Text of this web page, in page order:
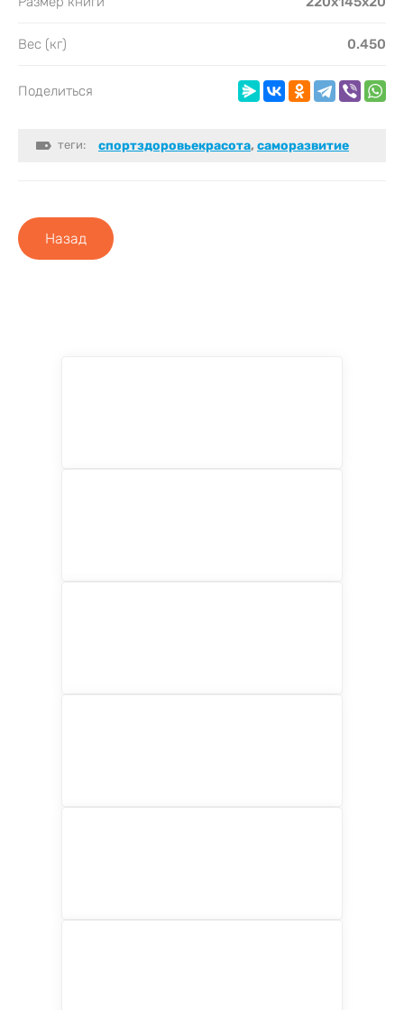
Вес (кг) 0.450
Поделиться
теги: спортздоровьекрасота, саморазвитие
Назад